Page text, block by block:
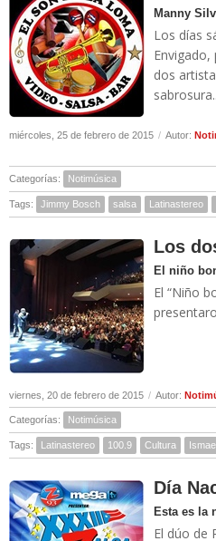
Manny
Los días
dos
miércoles, 25 de febrero de 2015 / Autor:
Categorías: Notimúsica
Tags: Jimmy Bosch salsa Latinastereo
Los
El niño
El “Niño
viernes, 20 de febrero de 2015 / Autor:
Categorías: Notimúsica
Tags: Latinastereo 100.9 Cultura
Día
Esta es la
El dúo de